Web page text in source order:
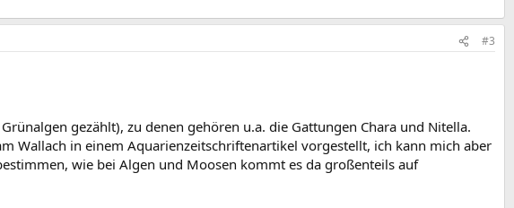
#3
gezählt), zu denen gehören u.a. die Gattungen Chara und Nitella.
Wallach in einem Aquarienzeitschriftenartikel vorgestellt, ich kann mich aber
wie bei Algen und Moosen kommt es da großenteils auf